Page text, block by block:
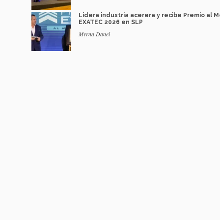
Lidera industria acerera y recibe Premio al
EXATEC 2026 en SLP
Myrna Danel